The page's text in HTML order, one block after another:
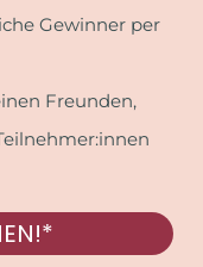
Gewinner per
Freunden,